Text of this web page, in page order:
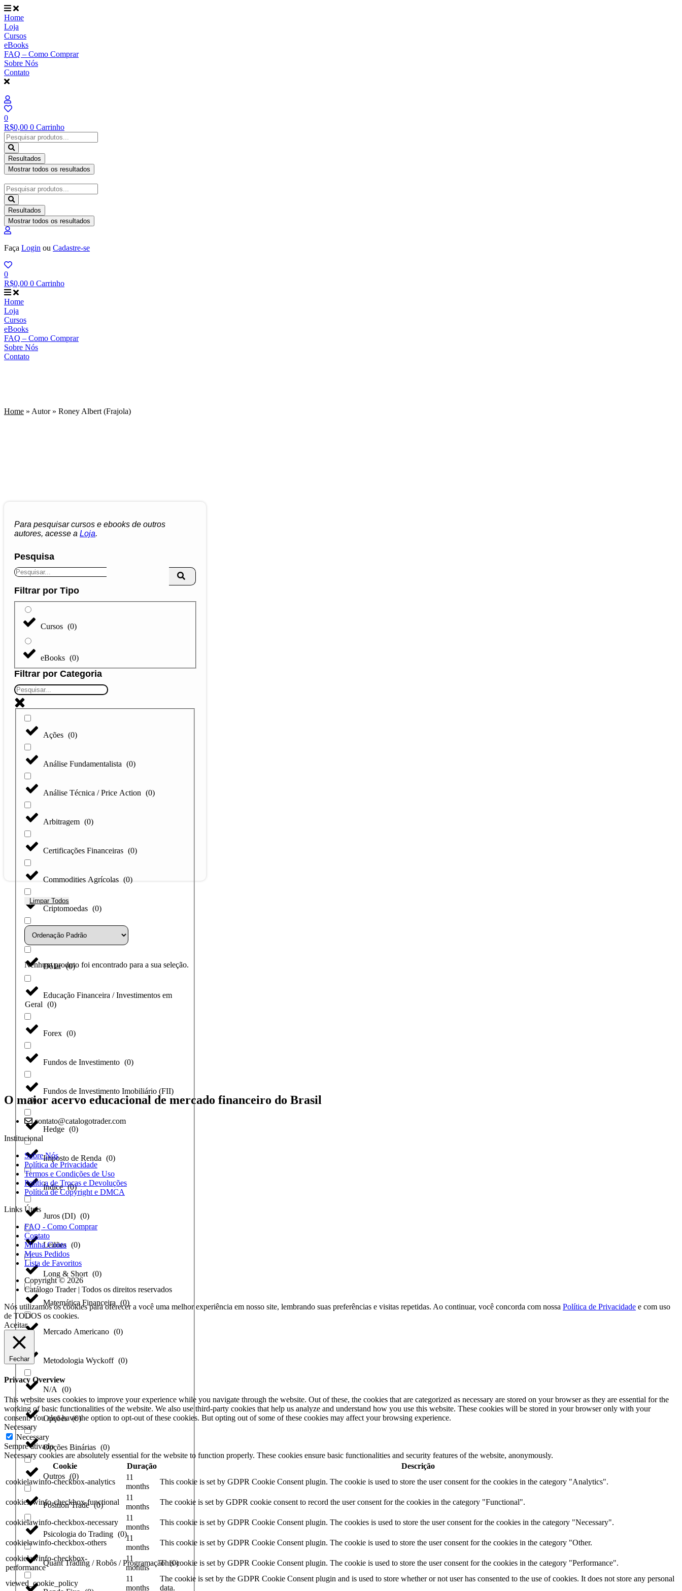
Ir
para
o
conteúdo
Home
Loja
Cursos
eBooks
FAQ – Como Comprar
Sobre Nós
Contato
0
R$0,00 0 Carrinho
Pesquisar
...
Resultados
Mostrar todos os resultados
Pesquisar
...
Resultados
Mostrar todos os resultados
Faça Login ou Cadastre-se
0
R$0,00 0 Carrinho
Home
Loja
Cursos
eBooks
FAQ – Como Comprar
Sobre Nós
Contato
Home » Autor» Roney Albert (Frajola)
Para pesquisar cursos e ebooks de outros
autores, acesse a Loja.
Pesquisa
Filtrar por Tipo
Cursos (0)
eBooks (0)
Filtrar por Categoria
Ações (0)
Análise Fundamentalista (0)
Análise Técnica / Price Action (0)
Arbitragem (0)
Certificações Financeiras (0)
Commodities Agrícolas (0)
Criptomoedas (0)
Day Trade (0
Dólar (0)
Educação Financeira / Investimentos em
Geral (0)
Forex (0)
Fundos de Investimento (0)
Fundos de Investimento Imobiliário (FII)
(0)
Hedge (0)
Imposto de Renda (0)
Índice (0)
Juros (DI) (0)
Leilões (0)
Long & Short (0)
Matemática Financeira (0)
Mercado Americano (0)
Metodologia Wyckoff (0)
N/A (0)
Opções (0)
Opções Binárias (0)
Outros (0)
Position Trade (0)
Psicologia do Trading (0)
Quant Trading / Robôs / Programação (0)
Limpar Todos
Nenhum produto foi encontrado para a sua seleção.
O maior acervo educacional de mercado financeiro do Brasil
contato@catalogotrader.com
Institucional
Sobre Nós
Política de Privacidade
Termos e Condições de Uso
Política de Trocas e Devoluções
Política de Copyright e DMCA
Links Úteis
FAQ - Como Comprar
Contato
Minha Conta
Meus Pedidos
Lista de Favoritos
Copyright © 2026
Catálogo Trader | Todos os direitos reservados
Nós utilizamos os cookies para oferecer a você uma melhor experiência em nosso site, lembrando suas preferências e visitas repetidas. Ao continuar, você concorda com nossa Política de Privacidade e com uso
de TODOS os cookies.
Aceitar
Fechar
Privacy Overview
This website uses cookies to improve your experience while you navigate through the website. Out of these, the cookies that are categorized as necessary are stored on your browser as they are essential for the
working of basic functionalities of the website. We also use third-party cookies that help us analyze and understand how you use this website. These cookies will be stored in your browser only with your
consent. You also have the option to opt-out of these cookies. But opting out of some of these cookies may affect your browsing experience.
Necessary
Necessary
Sempre ativado
Necessary cookies are absolutely essential for the website to function properly. These cookies ensure basic functionalities and security features of the website, anonymously.
Cookie
Duração
Descrição
cookielawinfo-checkbox-analytics
11
months
This cookie is set by GDPR Cookie Consent plugin. The cookie is used to store the user consent for the cookies in the category "Analytics".
cookielawinfo-checkbox-functional
11
months
The cookie is set by GDPR cookie consent to record the user consent for the cookies in the category "Functional".
cookielawinfo-checkbox-necessary
11
months
This cookie is set by GDPR Cookie Consent plugin. The cookies is used to store the user consent for the cookies in the category "Necessary".
cookielawinfo-checkbox-others
11
months
This cookie is set by GDPR Cookie Consent plugin. The cookie is used to store the user consent for the cookies in the category "Other.
cookielawinfo-checkbox-
performance
11
months
This cookie is set by GDPR Cookie Consent plugin. The cookie is used to store the user consent for the cookies in the category "Performance".
viewed_cookie_policy
11
months
The cookie is set by the GDPR Cookie Consent plugin and is used to store whether or not user has consented to the use of cookies. It does not store any personal
data.